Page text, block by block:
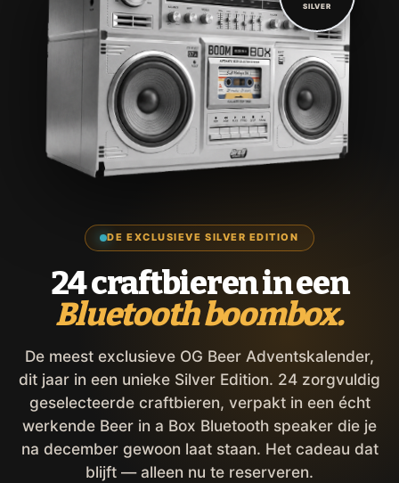
DE EXCLUSIEVE SILVER EDITION
24 craftbieren in een
Bluetooth boombox.
De meest exclusieve OG Beer Adventskalender,
dit jaar in een unieke Silver Edition. 24 zorgvuldig
geselecteerde craftbieren, verpakt in een écht
werkende Beer in a Box Bluetooth speaker die je
na december gewoon laat staan. Het cadeau dat
blijft — alleen nu te reserveren.
SILVER